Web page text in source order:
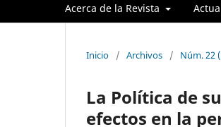
Acerca de la Revista
Inicio / Archivos / Núm. 22
La Política de
efectos en la